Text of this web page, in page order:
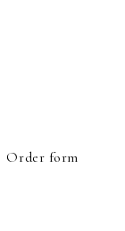
Order form